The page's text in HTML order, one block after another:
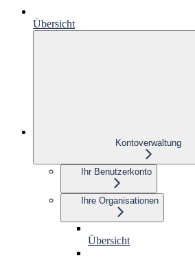
Übersicht
Kontoverwaltung
Ihr Benutzerkonto
Ihre Organisationen
Übersicht